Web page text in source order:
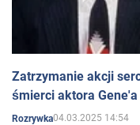
Zatrzymanie akcji
śmierci aktora
Rozrywka04.03.2025 14:54